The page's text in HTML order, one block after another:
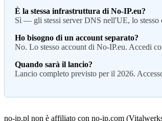
È la stessa infrastruttura di No-IP.eu?
Sì — gli stessi server DNS nell'UE, lo stesso
Ho bisogno di un account separato?
No. Lo stesso account di No-IP.eu. Accedi
Quando sarà il lancio?
Lancio completo previsto per il 2026.
no-ip.pl non è affiliato con no-ip.com